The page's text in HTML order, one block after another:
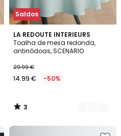
Saldos
LA REDOUTE INTERIEURS
Toalha de mesa redonda,
antinódoas, SCENARIO
29.99 €
14.99 € -50%
3
/
5
5
Cores
3
/